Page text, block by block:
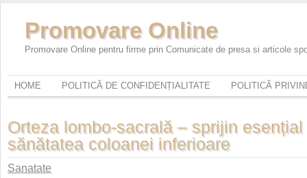
Promovare Online
Promovare Online pentru firme prin Comunicate de presa si articole
HOME POLITICĂ DE CONFIDENȚIALITATE POLITICĂ
Orteza lombo-sacrală – sprijin esențial
sănătatea coloanei inferioare
Sanatate